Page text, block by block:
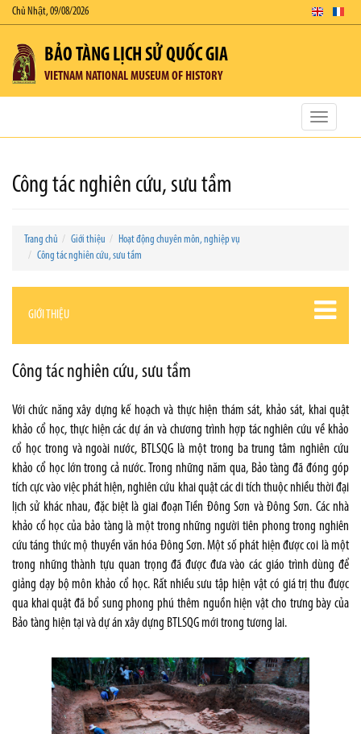
Chủ Nhật, 09/08/2026
BẢO TÀNG LỊCH SỬ QUỐC GIA
VIETNAM NATIONAL MUSEUM OF HISTORY
Toggle
Công tác nghiên cứu, sưu tầm
Trang chủ Giới thiệu
Hoạt động chuyên môn, nghiệp vụ
Công tác nghiên cứu, sưu tầm
GIỚI THIỆU
Công tác nghiên cứu, sưu tầm
Với chức năng xây dựng kế hoạch và thực hiện thám sát, khảo sát, khai quật
khảo cổ học, thực hiện các dự án và chương trình hợp tác nghiên cứu về khảo
cổ học trong và ngoài nước, BTLSQG là một trong ba trung tâm nghiên cứu
khảo cổ học lớn trong cả nước. Trong những năm qua, Bảo tàng đã đóng góp
tích cực vào việc phát hiện, nghiên cứu khai quật các di tích thuộc nhiều thời đại
lịch sử khác nhau, đặc biệt là giai đoạn Tiền Đông Sơn và Đông Sơn. Các nhà
khảo cổ học của bảo tàng là một trong những người tiên phong trong nghiên
cứu táng thức mộ thuyền văn hóa Đông Sơn. Một số phát hiện được coi là một
trong những thành tựu quan trọng đã được đưa vào các giáo trình dùng để
giảng dạy bộ môn khảo cổ học. Rất nhiều sưu tập hiện vật có giá trị thu được
qua khai quật đã bổ sung phong phú thêm nguồn hiện vật cho trưng bày của
Bảo tàng hiện tại và dự án xây dựng BTLSQG mới trong tương lai.